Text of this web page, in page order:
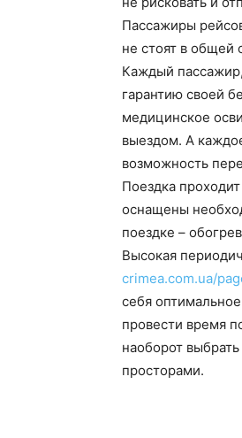
Пассажиры
не стоят в общей
Каждый
гарантию своей
медицинское
выездом. А
возможность
Поездка
оснащены
поездке –
Высокая
crimea.com.ua/
себя
провести время
наоборот
просторами.